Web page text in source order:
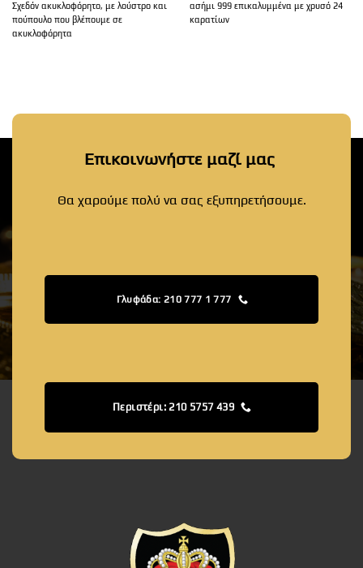
Σχεδόν ακυκλοφόρητο, με λούστρο και
πούπουλο που βλέπουμε σε
ακυκλοφόρητα
ασήμι 999 επικαλυμμένα με χρυσό 24
καρατίων
Επικοινωνήστε μαζί μας
Θα χαρούμε πολύ να σας εξυπηρετήσουμε.
Γλυφάδα: 210 777 1 777
Περιστέρι: 210 5757 439